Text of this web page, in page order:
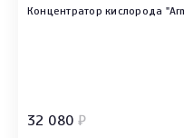
Концентратор кислорода
32 080 ₽